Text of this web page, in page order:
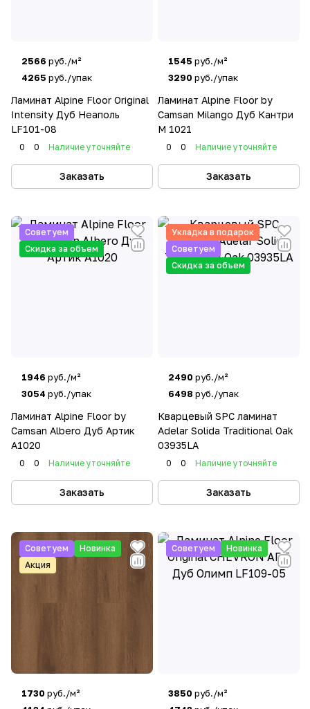
2566 руб./м²
4265 руб./упак
Ламинат Alpine Floor Original
Intensity Дуб Неаполь
LF101-08
0 0 Наличие уточняйте
Заказать
1545 руб./м²
3290 руб./упак
Ламинат Alpine Floor by
Camsan Milango Дуб Кантри
М 1021
0 0 Наличие уточняйте
Заказать
Советуем
Скидка за объем
1946 руб./м²
3054 руб./упак
Ламинат Alpine Floor by
Camsan Albero Дуб Артик
А1020
0 0 Наличие уточняйте
Заказать
Укладка в подарок
Советуем
Скидка за объем
2490 руб./м²
6498 руб./упак
Кварцевый SPC ламинат
Adelar Solida Traditional Oak
03935LA
0 0 Наличие уточняйте
Заказать
Советуем
Новинка
Акция
1730 руб./м²
Советуем Новинка
3850 руб./м²